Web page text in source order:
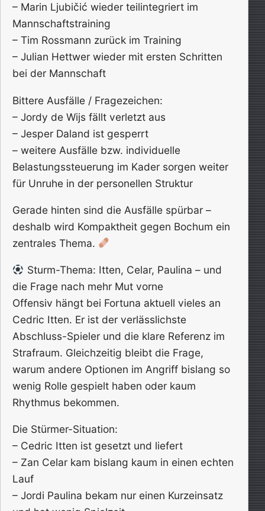
– Marin Ljubičić wieder teilintegriert im
Mannschaftstraining
– Tim Rossmann zurück im Training
– Julian Hettwer wieder mit ersten Schritten
bei der Mannschaft
Bittere Ausfälle / Fragezeichen:
– Jordy de Wijs fällt verletzt aus
– Jesper Daland ist gesperrt
– weitere Ausfälle bzw. individuelle
Belastungssteuerung im Kader sorgen weiter
für Unruhe in der personellen Struktur
Gerade hinten sind die Ausfälle spürbar –
deshalb wird Kompaktheit gegen Bochum ein
zentrales Thema.
Sturm-Thema: Itten, Celar, Paulina – und
die Frage nach mehr Mut vorne
Offensiv hängt bei Fortuna aktuell vieles an
Cedric Itten. Er ist der verlässlichste
Abschluss-Spieler und die klare Referenz im
Strafraum. Gleichzeitig bleibt die Frage,
warum andere Optionen im Angriff bislang so
wenig Rolle gespielt haben oder kaum
Rhythmus bekommen.
Die Stürmer-Situation:
– Cedric Itten ist gesetzt und liefert
– Zan Celar kam bislang kaum in einen echten
Lauf
– Jordi Paulina bekam nur einen Kurzeinsatz